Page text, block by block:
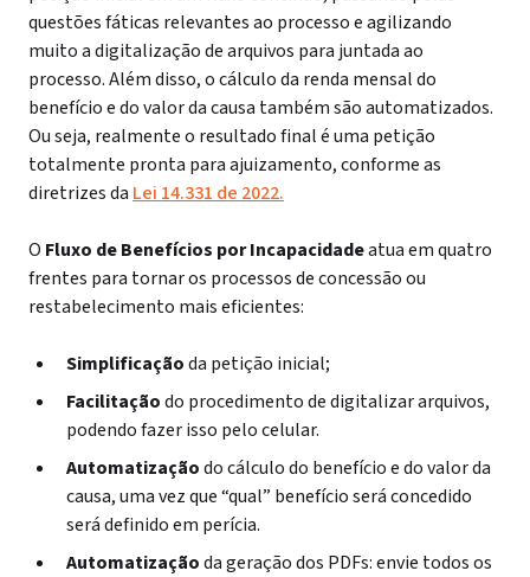
questões fáticas relevantes ao processo e agilizando
muito a digitalização de arquivos para juntada ao
processo. Além disso,o cálculo da renda mensal do
benefício e do valor da causa também são automatizados.
Ou seja, realmente o resultado final é uma petição
totalmente pronta para ajuizamento, conforme as
diretrizes da Lei 14.331 de 2022.
O Fluxo de Benefícios por Incapacidadeatua em quatro
frentes para tornar os processos de concessão ou
restabelecimento mais eficientes:
Simplificaçãoda petição inicial;
Facilitaçãodo procedimento de digitalizar arquivos,
podendo fazer isso pelo celular.
Automatizaçãodo cálculo do benefício e do valor da
causa, uma vez que “qual” benefício será concedido
será definido em perícia.
Automatizaçãoda geração dos PDFs: envie todos os